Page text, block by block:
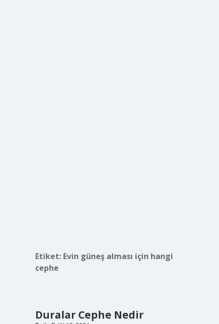
Etiket: Evin güneş alması için hangi
cephe
Duralar Cephe Nedir